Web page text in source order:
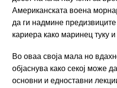
Американската воена
да ги надмине
кариера како маринец туку
Во оваа своја мала но
објаснува како секој може
основни и едноставни